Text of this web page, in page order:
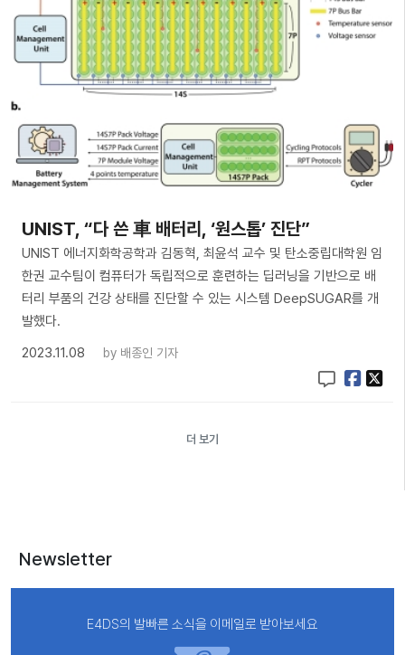
UNIST, “다 쓴 車 배터리, ‘원스톱’ 진단”
UNIST 에너지화학공학과 김동혁, 최윤석 교수 및 탄소중립대학원 임
한권 교수팀이 컴퓨터가 독립적으로 훈련하는 딥러닝을 기반으로 배
터리 부품의 건강 상태를 진단할 수 있는 시스템 DeepSUGAR를 개
발했다.
2023.11.08
by 배종인 기자
더 보기
Newsletter
E4DS의 발빠른 소식을 이메일로 받아보세요